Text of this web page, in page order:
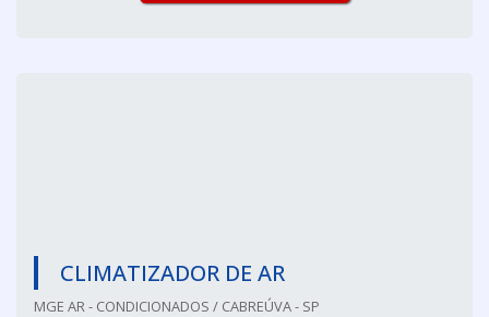
CLIMATIZADOR DE AR
MGE AR - CONDICIONADOS / CABREÚVA - SP